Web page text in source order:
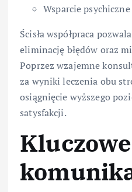
Wsparcie
Ścisła współpraca
eliminację błędów oraz
Poprzez wzajemne
za wyniki leczenia obu
osiągnięcie wyższego
satysfakcji.